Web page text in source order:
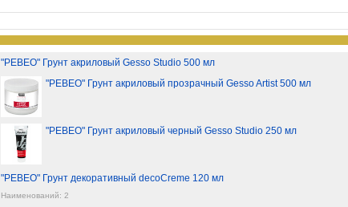
"PEBEO" Грунт акриловый Gesso Studio 500 мл
"PEBEO" Грунт акриловый прозрачный Gesso Artist 500 мл
"PEBEO" Грунт акриловый черный Gesso Studio 250 мл
"PEBEO" Грунт декоративный decoCreme 120 мл
Наименований: 2